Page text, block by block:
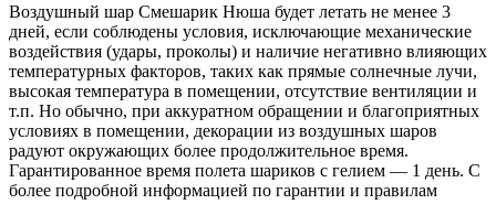
Воздушный шар Смешарик Нюша будет летать не менее 3
дней, если соблюдены условия, исключающие механические
воздействия (удары, проколы) и наличие негативно влияющих
температурных факторов, таких как прямые солнечные лучи,
высокая температура в помещении, отсутствие вентиляции и
т.п. Но обычно, при аккуратном обращении и благоприятных
условиях в помещении, декорации из воздушных шаров
радуют окружающих более продолжительное время.
Гарантированное время полета шариков с гелием — 1 день. С
более подробной информацией по гарантии и правилам